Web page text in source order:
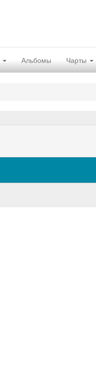
Альбомы Чарты